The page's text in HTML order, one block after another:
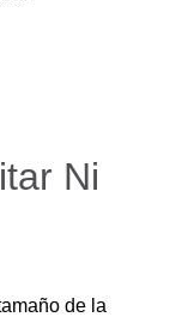
Ni
de la